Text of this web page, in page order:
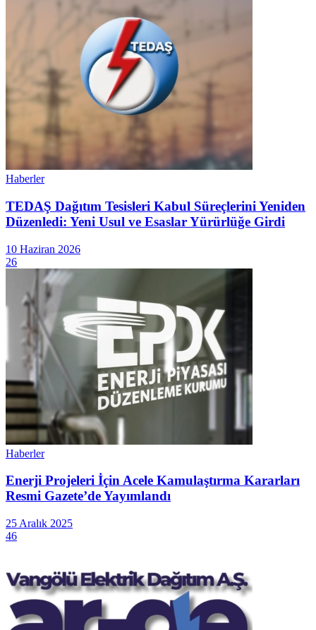
Haberler
TEDAŞ Dağıtım Tesisleri Kabul Süreçlerini Yeniden
Düzenledi: Yeni Usul ve Esaslar Yürürlüğe Girdi
10 Haziran 2026
26
Haberler
Enerji Projeleri İçin Acele Kamulaştırma Kararları
Resmi Gazete’de Yayımlandı
25 Aralık 2025
46